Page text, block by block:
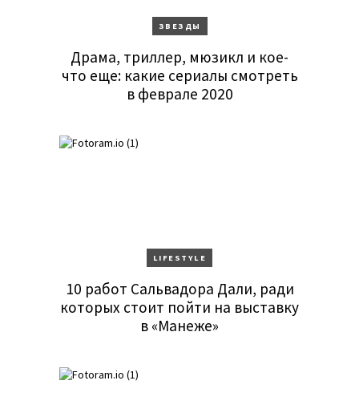
ЗВЕЗДЫ
Драма, триллер, мюзикл и кое-
что еще: какие сериалы смотреть
в феврале 2020
LIFESTYLE
10 работ Сальвадора Дали, ради
которых стоит пойти на выставку
в «Манеже»